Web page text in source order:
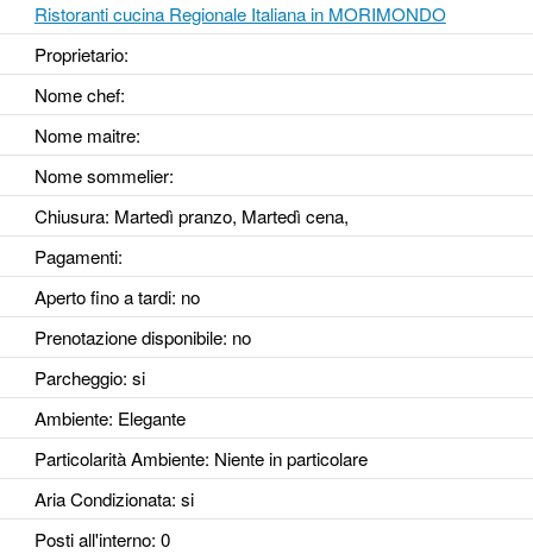
Ristoranti cucina Regionale Italiana in MORIMONDO
Proprietario:
Nome chef:
Nome maitre:
Nome sommelier:
Chiusura: Martedì pranzo, Martedì cena,
Pagamenti:
Aperto fino a tardi: no
Prenotazione disponibile: no
Parcheggio: si
Ambiente: Elegante
Particolarità Ambiente: Niente in particolare
Aria Condizionata: si
Posti all'interno: 0